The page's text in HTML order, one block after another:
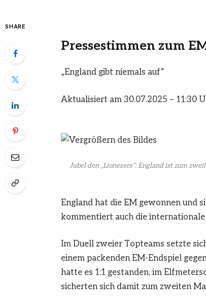
SHARE
Pressestimmen zum
„England gibt niemals auf“
Aktualisiert am 30.07.2025 – 11:30
Jubel den „Lionesses“: England ist zum
England hat die EM gewonnen und
kommentiert auch die internationale
Im Duell zweier Topteams setzte
einem packenden EM-Endspiel
hatte es 1:1 gestanden, im
sicherten sich damit zum zweiten